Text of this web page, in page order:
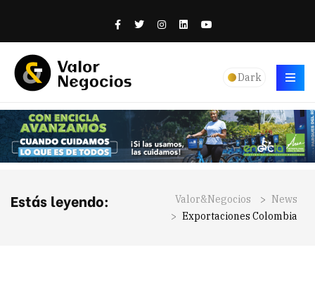
Dark
Estás leyendo: Valor&Negocios > News
> Exportaciones Colombia